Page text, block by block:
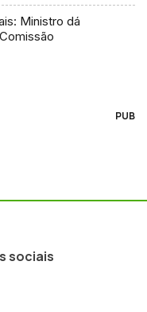
Ministro dá
PUB
sociais